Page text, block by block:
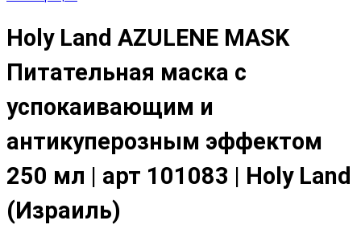
Holy Land AZULENE MASK
Питательная маска с
успокаивающим и
антикуперозным эффектом
250 мл | арт 101083 | Holy Land
(Израиль)